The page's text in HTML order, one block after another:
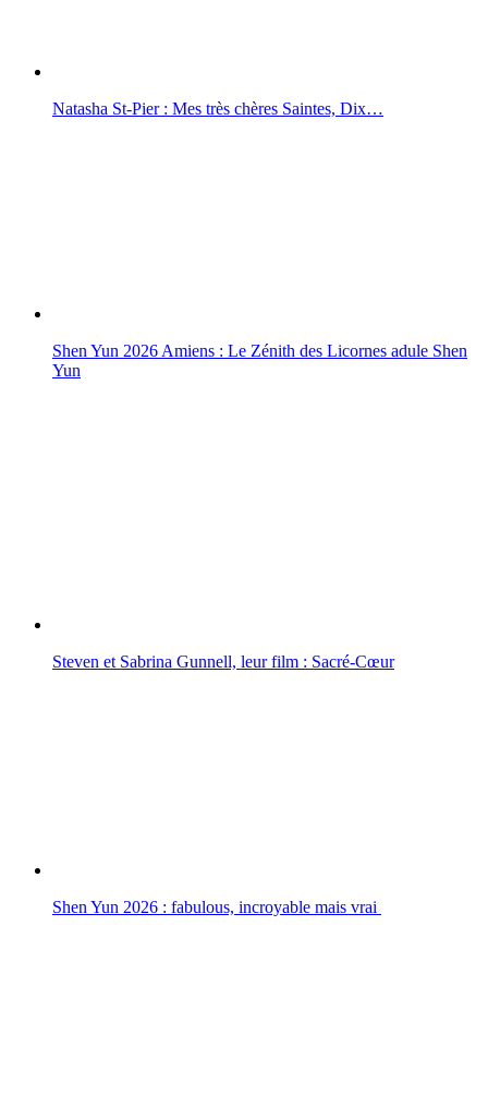
Natasha St-Pier : Mes très chères Saintes, Dix…
Shen Yun 2026 Amiens : Le Zénith des Licornes adule Shen
Yun
Steven et Sabrina Gunnell, leur film : Sacré-Cœur
Shen Yun 2026 : fabulous, incroyable mais vrai